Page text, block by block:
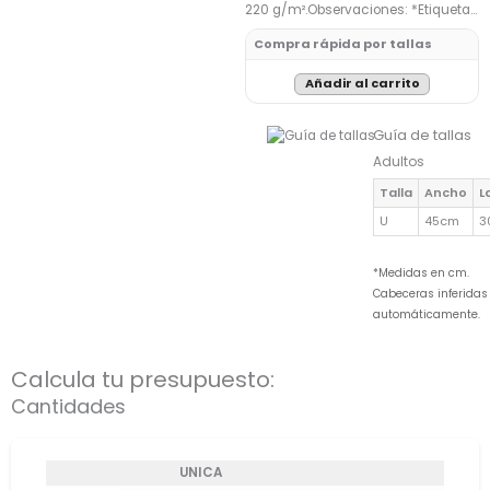
220 g/m².Observaciones: *Etiqueta…
Compra rápida por tallas
Añadir al carrito
Guía de tallas
Adultos
Talla Ancho
U
45cm
*Medidas en cm.
Cabeceras inferidas
automáticamente.
Calcula tu presupuesto:
Cantidades
UNICA